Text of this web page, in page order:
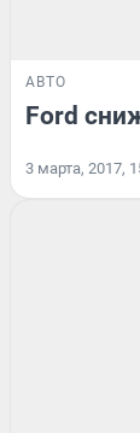
АВТО
Ford
3 марта, 2017,